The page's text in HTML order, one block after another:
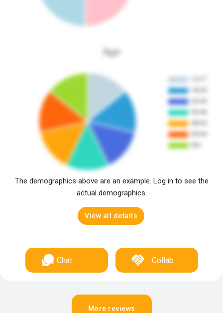
Age
The demographics above are an example. Log in to see the
actual demographics.
View all details
Chat Collab
More reviews